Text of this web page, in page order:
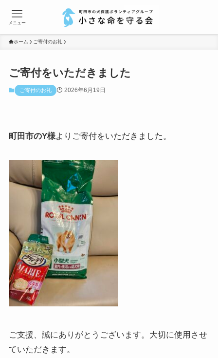
メニュー
ホーム ご寄付のお礼
ご寄付をいただきました
ご寄付のお礼 2026年6月19日
町田市のY様よりご寄付をいただきました。
ご支援、誠にありがとうございます。大切に使用させ
ていただきます。